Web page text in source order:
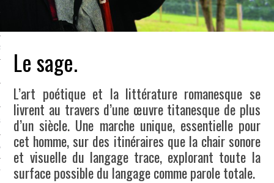
Le sage.
L’art poétique et la littérature romanesque se
livrent au travers d’une œuvre titanesque de plus
d’un siècle. Une marche unique, essentielle pour
cet homme, sur des itinéraires que la chair sonore
et visuelle du langage trace, explorant toute la
surface possible du langage comme parole totale.